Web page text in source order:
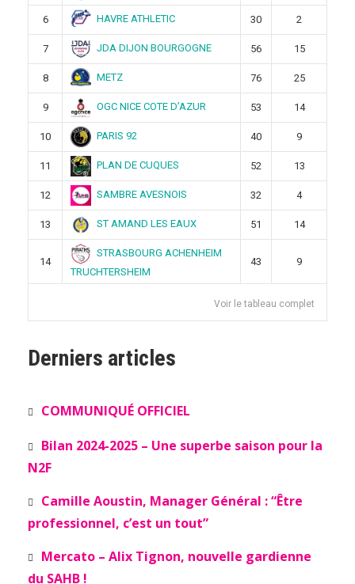
6 HAVRE ATHLETIC 30 2
7 JDA DIJON BOURGOGNE 56 15
8 METZ 76 25
9 OGC NICE COTE D’AZUR 53 14
10 PARIS 92 40 9
11 PLAN DE CUQUES 52 13
12 SAMBRE AVESNOIS 32 4
13 ST AMAND LES EAUX 51 14
14
STRASBOURG ACHENHEIM
TRUCHTERSHEIM
43 9
Voir le tableau complet
Derniers articles
COMMUNIQUÉ OFFICIEL
Bilan 2024-2025 – Une superbe saison pour la
N2F
Camille Aoustin, Manager Général : “Être
professionnel, c’est un tout”
Mercato – Alix Tignon, nouvelle gardienne
du SAHB !